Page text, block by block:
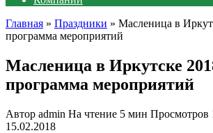
Главная » Праздники » Масленица в
программа мероприятий
Масленица в Иркутске
программа мероприятий
Автор admin На чтение 5 мин Просмотров
15.02.2018